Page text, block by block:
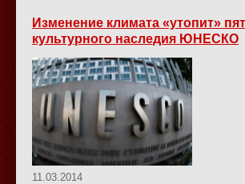
Изменение климата «утопит»
культурного наследия ЮНЕСКО
11.03.2014